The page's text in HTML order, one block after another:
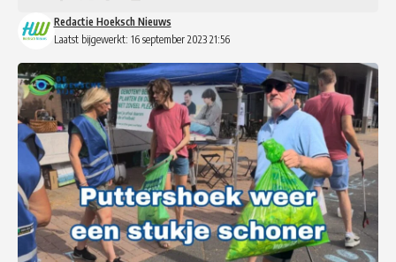
Laatst bijgewerkt: 16 september 2023 21:56
Redactie Hoeksch Nieuws